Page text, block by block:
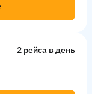
2 рейсa в день